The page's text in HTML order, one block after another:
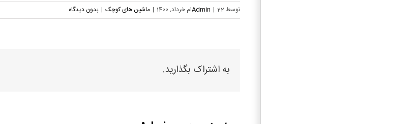
توسط Admin | 22ام خرداد, 1400 | ماشین های کوچک | بدون دیدگاه
به اشتراک بگذارید.